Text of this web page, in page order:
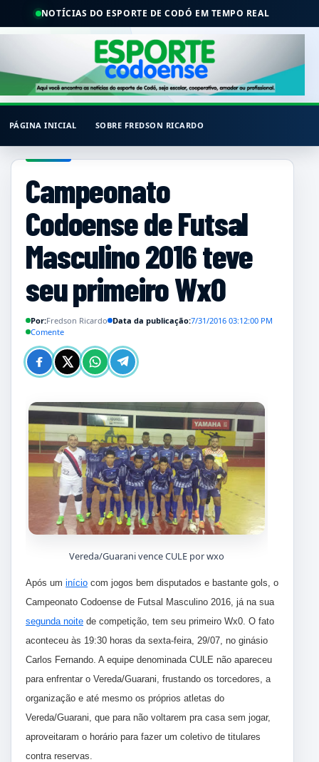
NOTÍCIAS DO ESPORTE DE CODÓ EM TEMPO REAL
PÁGINA INICIAL SOBRE FREDSON RICARDO
Campeonato
Codoense de Futsal
Masculino 2016 teve
seu primeiro WxO
Por:Fredson Ricardo Data da publicação:7/31/2016 03:12:00 PM
Comente
Vereda/Guarani vence CULE por wxo
Após um início com jogos bem disputados e bastante gols, o
Campeonato Codoense de Futsal Masculino 2016, já na sua
segunda noite de competição, tem seu primeiro Wx0. O fato
aconteceu às 19:30 horas da sexta-feira, 29/07, no ginásio
Carlos Fernando. A equipe denominada CULE não apareceu
para enfrentar o Vereda/Guarani, frustando os torcedores, a
organização e até mesmo os próprios atletas do
Vereda/Guarani, que para não voltarem pra casa sem jogar,
aproveitaram o horário para fazer um coletivo de titulares
contra reservas.